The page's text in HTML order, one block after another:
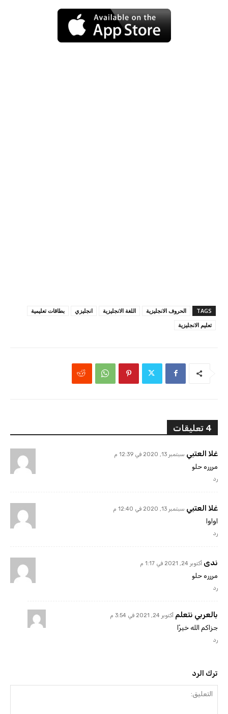
TAGS الحروف الانجليزية اللغة الانجليزية انجليزي
بطاقات تعليمية
تعليم الانجليزية
4 تعليقات
غلا العتبي سبتمبر 13, 2020 في 12:39 م
مررره حلو
رد
غلا العتبي سبتمبر 13, 2020 في 12:40 م
اواوا
رد
ندى أكتوبر 24, 2021 في 1:17 م
مررره حلو
رد
بالعربي نتعلم أكتوبر 24, 2021 في 3:54 م
جزاكم الله خيرًا
رد
ترك الرد